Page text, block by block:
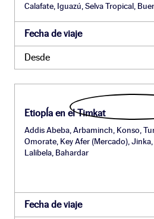
Calafate, Iguazú, Selva Tropical,
Fecha de viaje
Desde
EtiopÍa en el Timkat
Addis Abeba, Arbaminch, Konso,
Omorate, Key Afer (Mercado), Jinka,
Lalibela, Bahardar
Fecha de viaje